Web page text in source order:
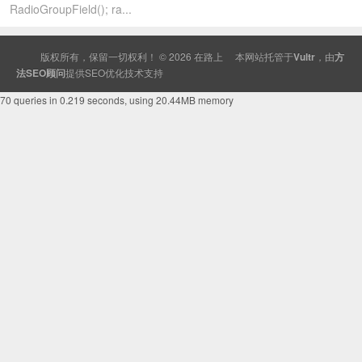
RadioGroupField(); ra...
版权所有，保留一切权利！ © 2026 在路上 本网站托管于Vultr ，由方
法SEO顾问提供SEO优化技术支持
70 queries in 0.219 seconds, using 20.44MB memory